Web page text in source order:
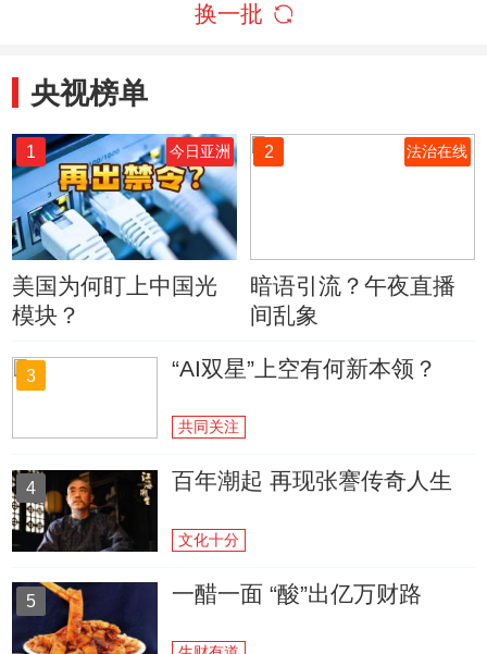
换一批
央视榜单
1 今日亚洲
美国为何盯上中国光
模块？
2 法治在线
暗语引流？午夜直播
间乱象
3 “AI双星”上空有何新本领？
共同关注
4 百年潮起 再现张謇传奇人生
文化十分
5 一醋一面 “酸”出亿万财路